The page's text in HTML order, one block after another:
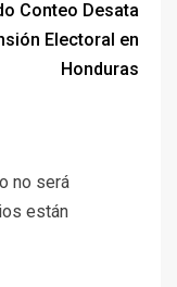
Conteo Desata
Electoral en
Honduras
no será
están